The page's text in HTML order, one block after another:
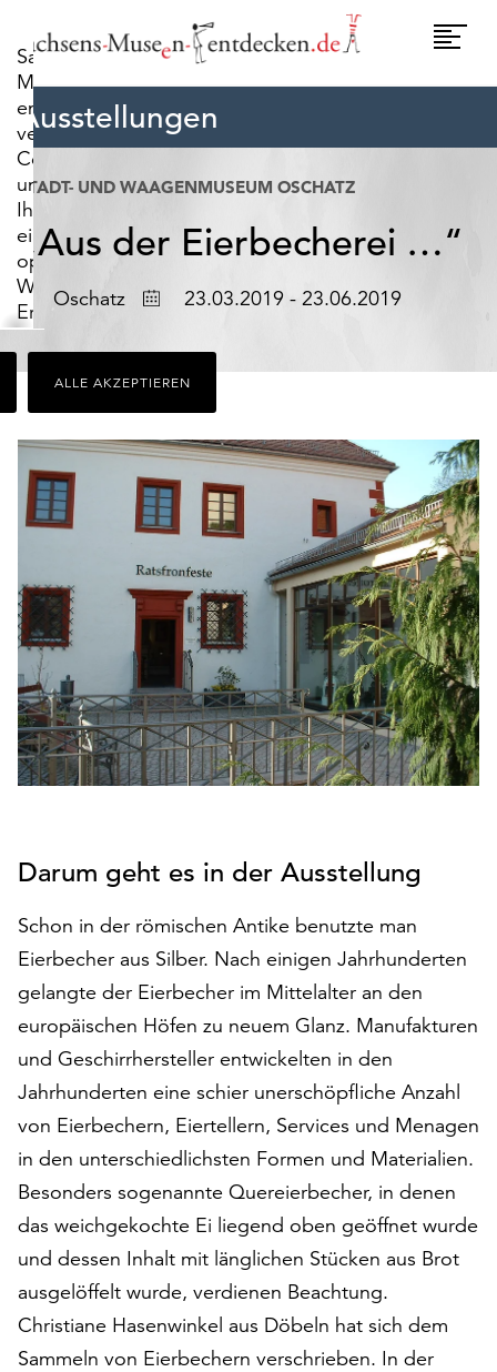
Sachsens-
Museen-
entdecken.de
verwendet
Cookies,
um
Ihnen
ein
optimales
Webseiten-
Erlebnis
zu
bieten.
Dazu
zählen
Cookies,
die
für
den
Seite
notwendig
sind
(funktionale
Cookies),
sowie
solche,
die
Statistikzwecken
werden.
Klicken
Sie
auf
akzeptieren“,
um
alle
Cookies
zu
akzeptieren.
Sie
können
Ihr
Einverständnis
jederzeit
ändern
ALLE AKZEPTIEREN
Ausstellungen
STADT- UND WAAGENMUSEUM OSCHATZ
„Aus der Eierbecherei …“
Ort Oschatz Datum23.03.2019 - 23.06.2019
Darum geht es in der Ausstellung
Schon in der römischen Antike benutzte man
Eierbecher aus Silber. Nach einigen Jahrhunderten
gelangte der Eierbecher im Mittelalter an den
europäischen Höfen zu neuem Glanz. Manufakturen
und Geschirrhersteller entwickelten in den
Jahrhunderten eine schier unerschöpfliche Anzahl
von Eierbechern, Eiertellern, Services und Menagen
in den unterschiedlichsten Formen und Materialien.
Besonders sogenannte Quereierbecher, in denen
das weichgekochte Ei liegend oben geöffnet wurde
und dessen Inhalt mit länglichen Stücken aus Brot
ausgelöffelt wurde, verdienen Beachtung.
Christiane Hasenwinkel aus Döbeln hat sich dem
Sammeln von Eierbechern verschrieben. In der